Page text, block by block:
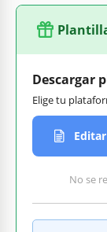
Descargar
Elige tu
No se